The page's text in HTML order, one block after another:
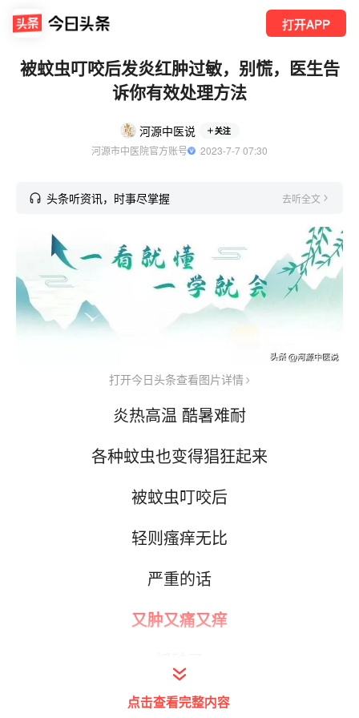
打开APP
被蚊虫叮咬后发炎红肿过敏，别慌，医生告
诉你有效处理方法
河源中医说 关注
河源市中医院官方账号
  2023-7-7 07:30
头条听资讯，时事尽掌握 去听全文
打开今日头条查看图片详情
炎热高温 酷暑难耐
各种蚊虫也变得猖狂起来
被蚊虫叮咬后
轻则瘙痒无比
严重的话
又肿又痛又痒
还容易发炎
点击查看完整内容